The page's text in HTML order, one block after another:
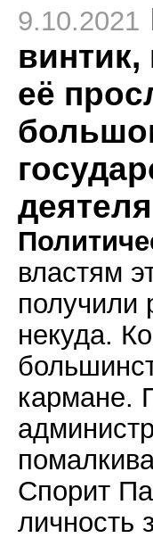
9.10.2021
винтик,
её
деятеля
властям
получили
некуда.
кармане.
Спорит
личность